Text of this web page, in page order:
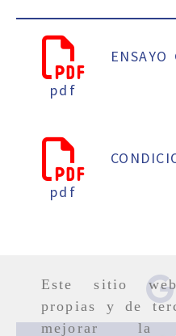
Este sitio
propias y de
mejorar la
pdf
ENSAYO
pdf